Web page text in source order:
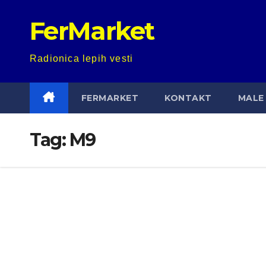
FerMarket
Radionica lepih vesti
FERMARKET KONTAKT MALE
Tag: M9